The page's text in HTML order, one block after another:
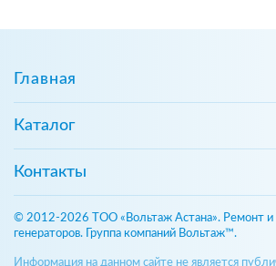
Главная
Каталог
Контакты
© 2012-2026 ТОО «Вольтаж Астана». Ремонт и
генераторов. Группа компаний Вольтаж™.
Информация на данном сайте не является